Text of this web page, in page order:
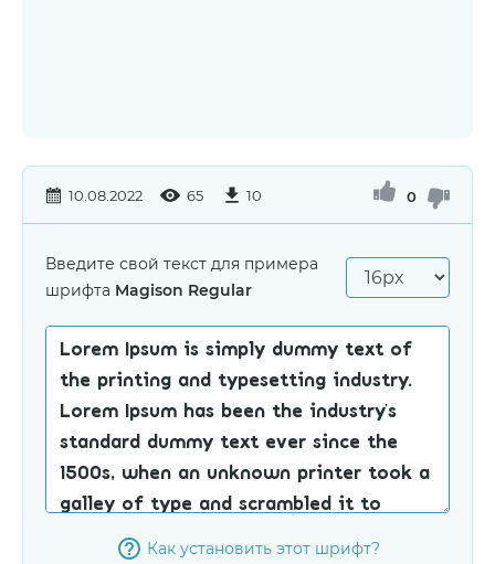
10.08.2022 65 10 0
Введите свой текст для примера
шрифта Magison Regular
Как установить этот шрифт?